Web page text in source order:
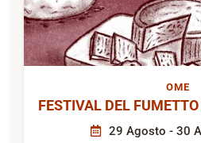
OME
FESTIVAL DEL
29 Agosto - 30